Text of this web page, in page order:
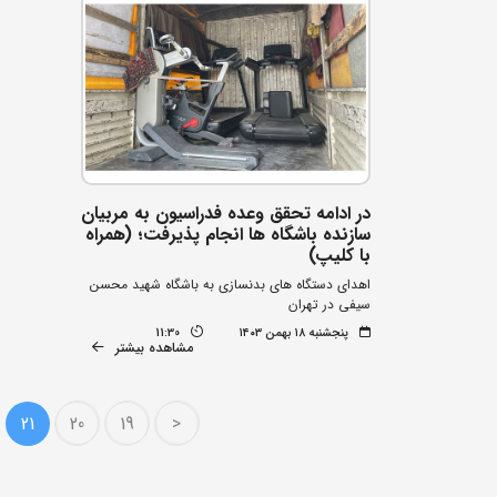
در ادامه تحقق وعده فدراسیون به مربیان
سازنده باشگاه ها انجام پذیرفت؛ (همراه
با کلیپ)
اهدای دستگاه های بدنسازی به باشگاه شهید محسن
سیفی در تهران
پنجشنبه ۱۸ بهمن ۱۴۰۳ 11:30
مشاهده بیشتر
<
19
20
21